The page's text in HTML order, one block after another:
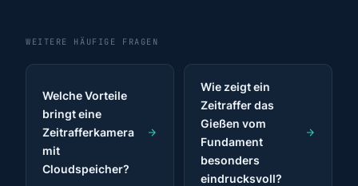
WEITERE HÄUFIGE FRAGEN
Welche Vorteile
bringt eine
Zeitrafferkamera
mit
Cloudspeicher?
Wie zeigt ein
Zeitraffer das
Gießen vom
Fundament
besonders
eindrucksvoll?